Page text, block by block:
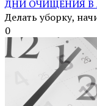
ДНИ ОЧИЩЕНИЯ В
Делать уборку,
0